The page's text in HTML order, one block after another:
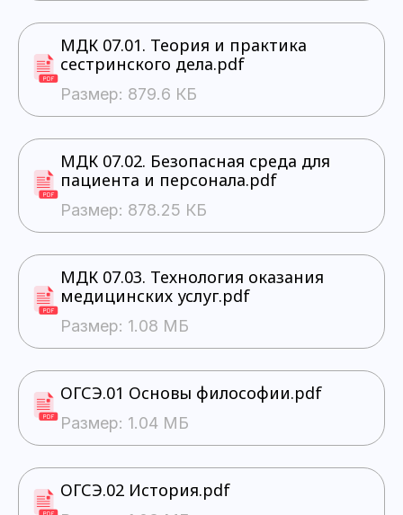
МДК 07.01. Теория и практика
сестринского дела.pdf
Размер: 879.6 КБ
МДК 07.02. Безопасная среда для
пациента и персонала.pdf
Размер: 878.25 КБ
МДК 07.03. Технология оказания
медицинских услуг.pdf
Размер: 1.08 МБ
ОГСЭ.01 Основы философии.pdf
Размер: 1.04 МБ
ОГСЭ.02 История.pdf